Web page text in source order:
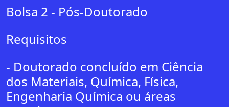
Bolsa 2 - Pós-Doutorado
Requisitos
- Doutorado concluído em Ciência
dos Materiais, Química, Física,
Engenharia Química ou áreas